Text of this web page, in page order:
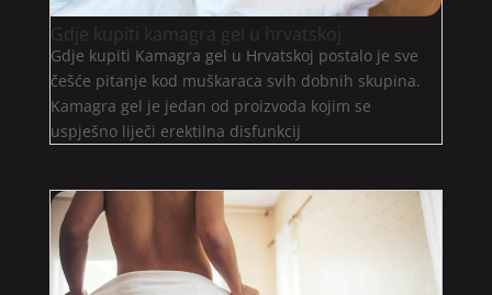
Gdje kupiti kamagra gel u hrvatskoj
Gdje kupiti Kamagra gel u Hrvatskoj postalo je sve
češće pitanje kod muškaraca svih dobnih skupina.
Kamagra gel je jedan od proizvoda kojim se
uspješno liječi erektilna disfunkcij